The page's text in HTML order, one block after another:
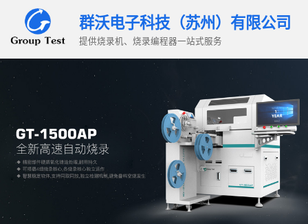
群沃电子科技（苏州）有限公司
提供烧录机、烧录编程器一站式服务